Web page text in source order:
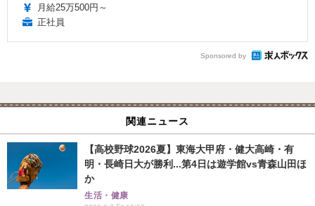
月給25万500円～
正社員
Sponsored by
関連ニュース
【高校野球2026夏】東海大甲府・健大高崎・有
明・長崎日大が勝利...第4日は遊学館vs青森山田ほ
か
生活・健康